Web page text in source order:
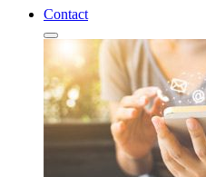
Contact